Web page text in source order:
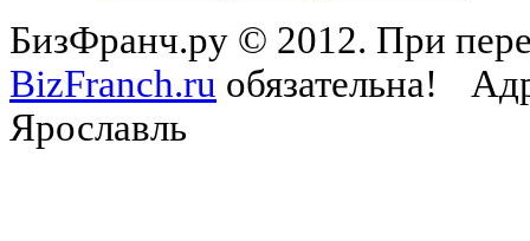
БизФранч.ру © 2012. При
BizFranch.ru обязательна!
Ярославль